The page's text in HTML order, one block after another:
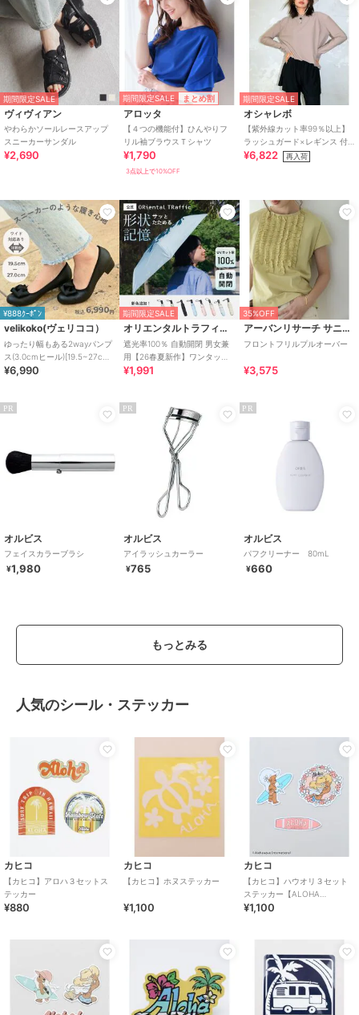
期間限定SALE
ヴィヴィアン
やわらかソールレースアップ
スニーカーサンダル
¥2,690
期間限定SALE まとめ割
アロッタ
【４つの機能付】ひんやりフ
リル袖ブラウスＴシャツ
¥1,790
3点以上で10%OFF
期間限定SALE
オシャレボ
【紫外線カット率99％以上】
ラッシュガード×レギンス 付
き タンキニ
¥6,822 再入荷
¥888ｸｰﾎﾟﾝ
velikoko(ヴェリココ）
ゆったり幅もある2wayパンプ
ス(3.0cmヒール)[19.5~27cm]
ラクチンきれいシューズ
¥6,990
期間限定SALE
オリエンタルトラフィック
遮光率100％ 自動開閉 男女兼
用【26春夏新作】ワンタッチ
晴雨兼用 折りたたみ傘 /G-
¥1,991
35%OFF
アーバンリサーチ サニーレーベル
フロントフリルプルオーバー
¥3,575
PR
オルビス
フェイスカラーブラシ
¥1,980
PR
オルビス
アイラッシュカーラー
¥765
PR
オルビス
パフクリーナー 80mL
¥660
もっとみる
人気のシール・ステッカー
カヒコ
【カヒコ】アロハ３セットス
テッカー
¥880
カヒコ
【カヒコ】ホヌステッカー
¥1,100
カヒコ
【カヒコ】ハウオリ３セット
ステッカー【ALOHA
MAPUA】
¥1,100